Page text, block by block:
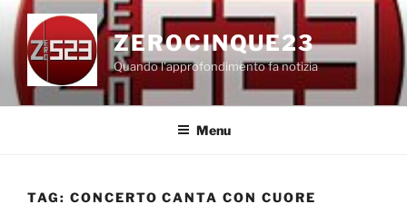
Salta
contenuto
ZEROCINQUE23
Quando l'approfondimento fa notizia
Menu
TAG: CONCERTO CANTA CON CUORE